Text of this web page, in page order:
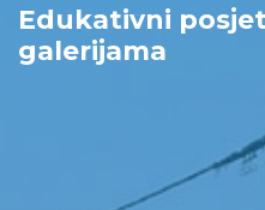
Edukativni
galerijama